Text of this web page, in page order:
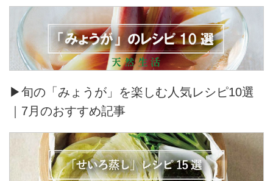
▶旬の「みょうが」を楽しむ人気レシピ10選
｜7月のおすすめ記事